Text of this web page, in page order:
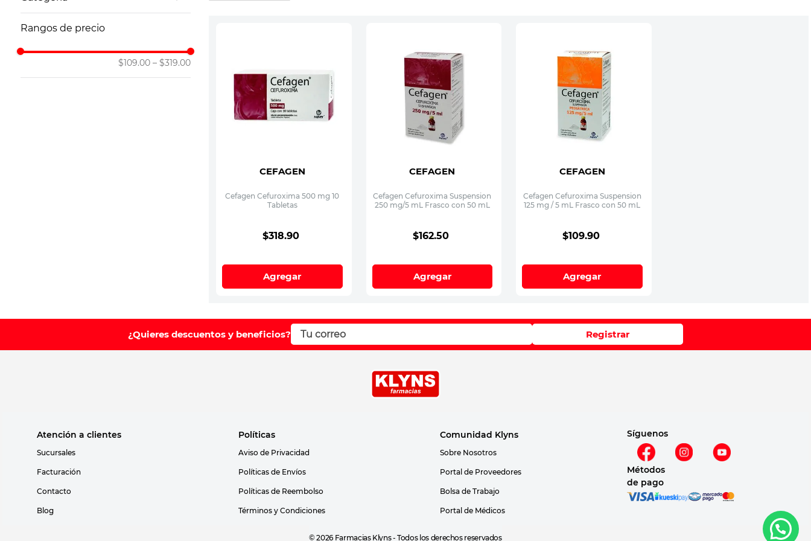
Rangos de precio
$109.00 – $319.00
CEFAGEN
Cefagen Cefuroxima 500 mg 10
Tabletas
$318.90
Agregar
CEFAGEN
Cefagen Cefuroxima Suspension
250 mg/5 mL Frasco con 50 mL
$162.50
Agregar
CEFAGEN
Cefagen Cefuroxima Suspension
125 mg / 5 mL Frasco con 50 mL
$109.90
Agregar
¿Quieres descuentos y beneficios? Registrar
Atención a clientes
Sucursales
Facturación
Contacto
Blog
Políticas
Aviso de Privacidad
Políticas de Envíos
Políticas de Reembolso
Términos y Condiciones
Comunidad Klyns
Sobre Nosotros
Portal de Proveedores
Bolsa de Trabajo
Portal de Médicos
Síguenos
Métodos
de pago
© 2026 Farmacias Klyns - Todos los derechos reservados
10. ibuprofeno